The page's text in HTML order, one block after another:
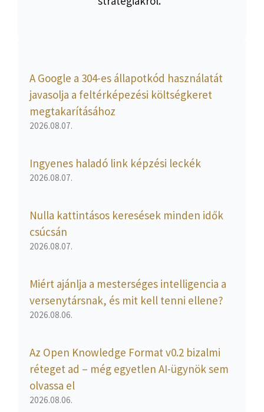
A Google a 304-es állapotkód használatát
javasolja a feltérképezési költségkeret
megtakarításához
2026.08.07.
Ingyenes haladó link képzési leckék
2026.08.07.
Nulla kattintásos keresések minden idők
csúcsán
2026.08.07.
Miért ajánlja a mesterséges intelligencia a
versenytársnak, és mit kell tenni ellene?
2026.08.06.
Az Open Knowledge Format v0.2 bizalmi
réteget ad – még egyetlen AI-ügynök sem
olvassa el
2026.08.06.